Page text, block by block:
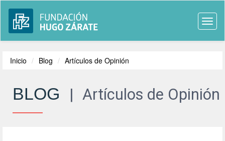
Inicio Blog Artículos de Opinión
BLOG | Artículos de Opinión